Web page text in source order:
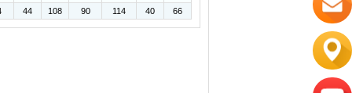
44 108 90 114 40 66